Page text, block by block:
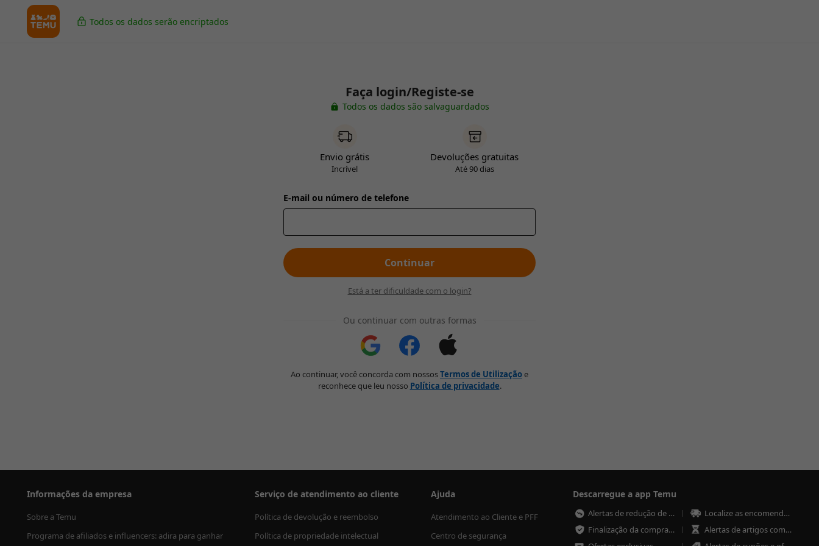
Todos os dados serão encriptados
Faça login/Registe-se
Todos os dados são salvaguardados
Envio grátis
Incrível
Devoluções gratuitas
Até 90 dias
E-mail ou número de telefone
Continuar
Está a ter dificuldade com o login?
Ou continuar com outras formas
Ao continuar, você concorda com nossosTermos de Utilização e
reconhece que leu nosso Política de privacidade.
Informações da empresa
Sobre a Temu
Programa de afiliados e influencers: adira para ganhar
Serviço de atendimento ao cliente
Política de devolução e reembolso
Política de propriedade intelectual
Ajuda
Atendimento ao Cliente e PFF
Centro de segurança
Descarregue a app Temu
Alertas de redução de preço
Localize as encomendas em qualquer altura
Finalização da compra mais rápida e segura
Alertas de artigos com pouco stock